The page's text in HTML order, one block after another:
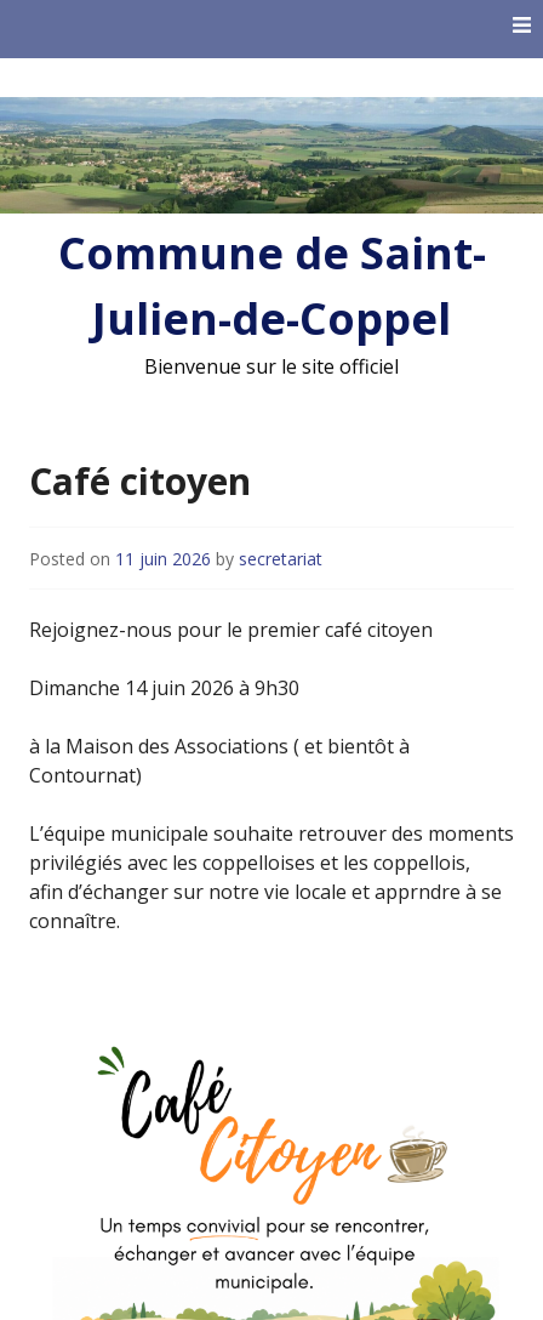
Commune de Saint-
Julien-de-Coppel
Bienvenue sur le site officiel
Café citoyen
Posted on 11 juin 2026 by secretariat
Rejoignez-nous pour le premier café citoyen
Dimanche 14 juin 2026 à 9h30
à la Maison des Associations ( et bientôt à
Contournat)
L’équipe municipale souhaite retrouver des moments
privilégiés avec les coppelloises et les coppellois,
afin d’échanger sur notre vie locale et apprndre à se
connaître.